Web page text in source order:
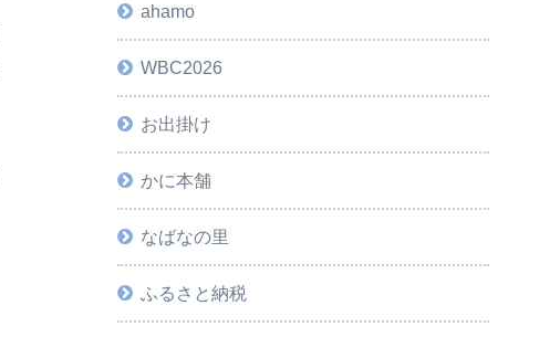
ahamo
WBC2026
お出掛け
かに本舗
なばなの里
ふるさと納税